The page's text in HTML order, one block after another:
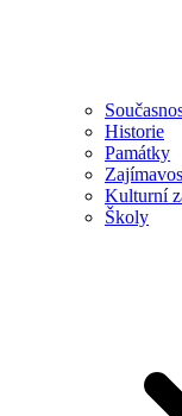
Historie
Památky
Kulturní
Školy